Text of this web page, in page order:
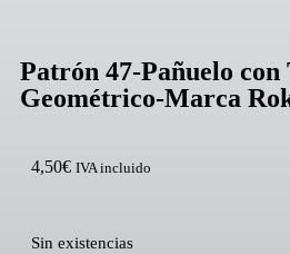
Patrón 47-Pañuelo con
Geométrico-Marca
4,50€ IVA incluido
Sin existencias